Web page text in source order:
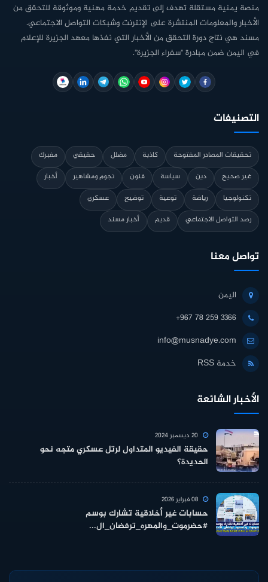
منصة يمنية مستقلة تهدف إلى تقديم خدمة مهنية وموثوقة للتحقق من
الأخبار والمعلومات المنتشرة على الإنترنت وشبكات التواصل الاجتماعي.
مسند هي نتاج دورة التحقق من الأخبار التي نفذها معهد الجزيرة للإعلام
في اليمن ضمن مبادرة "سفراء الجزيرة".
التصنيفات
تحقيقات المصادر المفتوحة كاذبة مضلل حقيقي
مفبرك
غير صحيح
دين سياسة فنون نجوم ومشاهير
أخبار
تكنولوجيا
رياضة توعية توضيح
عسكري
رصد التواصل الاجتماعي
قديم أخبار مسند
تواصل معنا
اليمن
+967 78 259 3366
info@musnadye.com
خدمة RSS
الأخبار الشائعة
حقيقة الفيديو المتداول لرتل عسكري متجه نحو
الحديدة؟
حسابات غير أخلاقية تشارك بوسم
#حضرموت_والمهره_ترفضان_ال...